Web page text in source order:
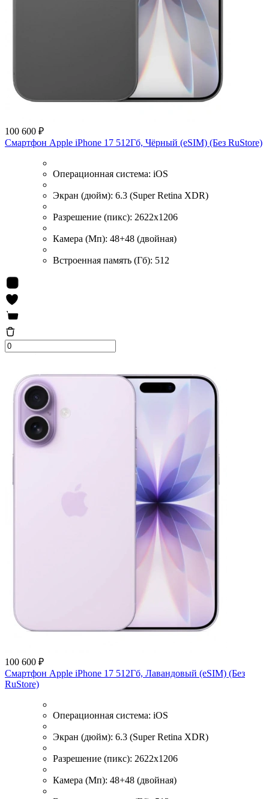
100 600 ₽
Смартфон Apple iPhone 17 512Гб, Чёрный (eSIM) (Без RuStore)
Операционная система: iOS
Экран (дюйм): 6.3 (Super Retina XDR)
Разрешение (пикс): 2622x1206
Камера (Мп): 48+48 (двойная)
Встроенная память (Гб): 512
100 600 ₽
Смартфон Apple iPhone 17 512Гб, Лавандовый (eSIM) (Без
RuStore)
Операционная система: iOS
Экран (дюйм): 6.3 (Super Retina XDR)
Разрешение (пикс): 2622x1206
Камера (Мп): 48+48 (двойная)